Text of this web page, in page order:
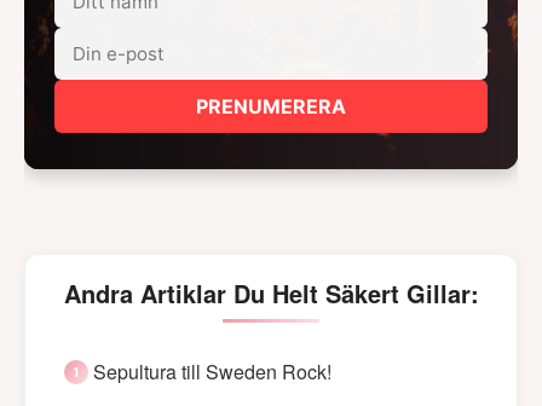
PRENUMERERA
Andra Artiklar Du Helt Säkert Gillar:
Sepultura till Sweden Rock!